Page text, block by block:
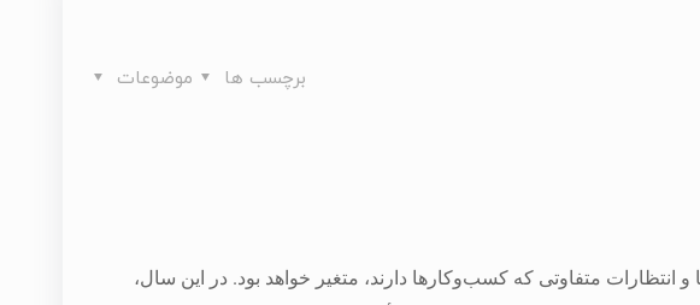
موضوعات برچسب ها
و انتظارات متفاوتی که کسب‌وکارها دارند، متغیر خواهد بود. در این سال،